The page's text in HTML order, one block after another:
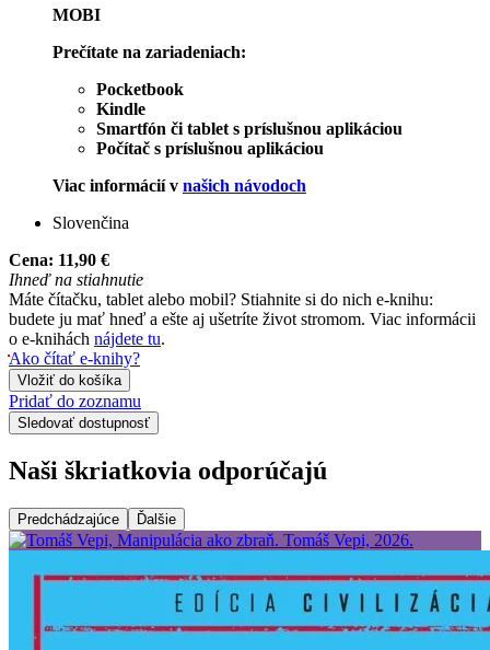
MOBI
Prečítate na zariadeniach:
Pocketbook
Kindle
Smartfón či tablet s príslušnou aplikáciou
Počítač s príslušnou aplikáciou
Viac informácií v našich návodoch
Slovenčina
Cena: 11,90 €
Ihneď na stiahnutie
Máte čítačku, tablet alebo mobil? Stiahnite si do nich e-knihu:
budete ju mať hneď a ešte aj ušetríte život stromom. Viac informácii
o e-knihách nájdete tu.
Ako čítať e-knihy?
Vložiť do košíka
Pridať do zoznamu
Sledovať dostupnosť
Naši škriatkovia odporúčajú
Predchádzajúce Ďalšie